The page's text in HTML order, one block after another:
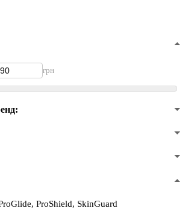
грн
ProShield, SkinGuard